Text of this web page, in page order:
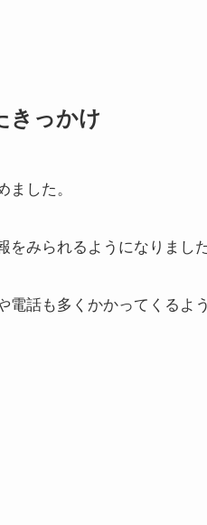
きっかけ
した。
みられるようになりました
話も多くかかってくるよ